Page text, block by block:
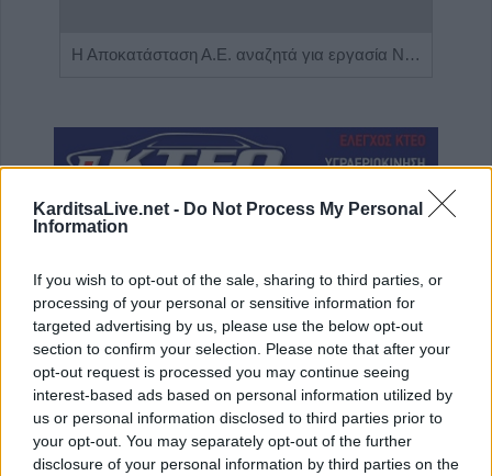
KarditsaLive.net - Do Not Process My Personal
Information
If you wish to opt-out of the sale, sharing to third parties, or
processing of your personal or sensitive information for
targeted advertising by us, please use the below opt-out
section to confirm your selection. Please note that after your
opt-out request is processed you may continue seeing
interest-based ads based on personal information utilized by
us or personal information disclosed to third parties prior to
your opt-out. You may separately opt-out of the further
disclosure of your personal information by third parties on the
Η Αποκατάσταση Α.Ε. αναζητά για εργασία Νοσηλευτές και Βοηθούς Νοσηλευτές
ΤΕΛΕΥΤΑΙΑ ΝΕΑ
Εκδόθηκε από το Δασαρχείο Καρδίτσας η
Δασική Ρυθμιστική Διάταξη Θήρας για την
κυνηγετική περίοδο 2026-27
6 Αυγούστου 2026, 11:27